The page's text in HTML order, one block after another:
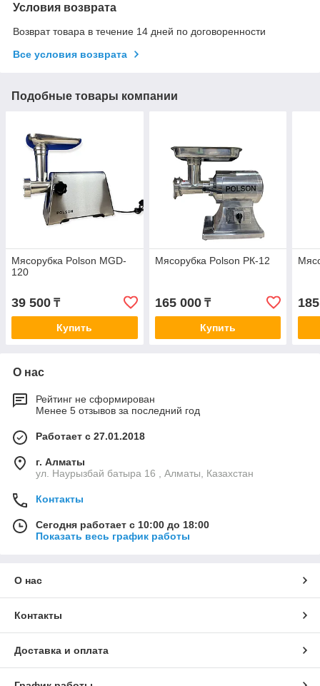
Условия возврата
Возврат товара в течение 14 дней по договоренности
Все условия возврата
Подобные товары компании
Мясорубка Polson MGD-
120
39 500 ₸
Купить
Мясорубка Polson РК-12
165 000₸
Купить
О нас
Рейтинг не сформирован
Менее 5 отзывов за последний год
Работает с 27.01.2018
г. Алматы
ул. Наурызбай батыра 16 , Алматы, Казахстан
Контакты
Сегодня работает с 10:00 до 18:00
Показать весь график работы
О нас
Контакты
Доставка и оплата